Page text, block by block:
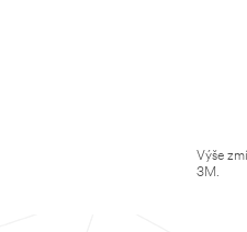
Výše
3M.